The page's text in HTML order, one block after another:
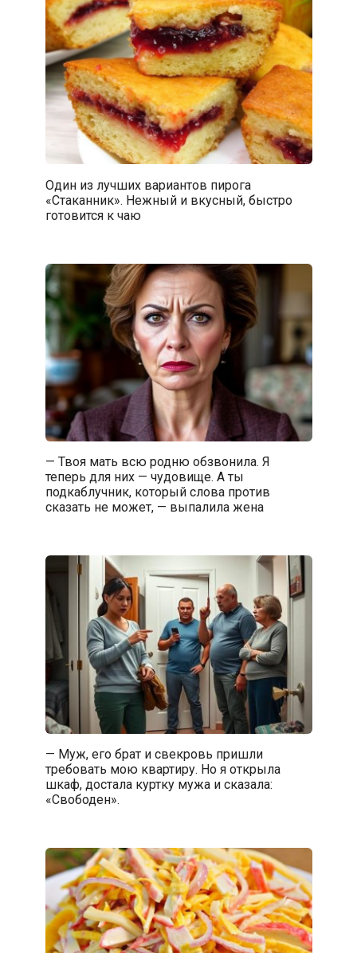
Один из лучших вариантов пирога
«Стаканник». Нежный и вкусный, быстро
готовится к чаю
— Твоя мать всю родню обзвонила. Я
теперь для них — чудовище. А ты
подкаблучник, который слова против
сказать не может, — выпалила жена
— Муж, его брат и свекровь пришли
требовать мою квартиру. Но я открыла
шкаф, достала куртку мужа и сказала:
«Свободен».